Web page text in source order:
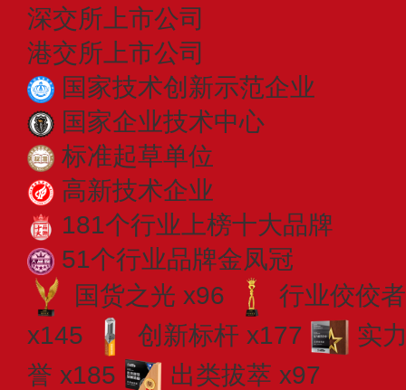
深交所上市公司
港交所上市公司
国家技术创新示范企业
国家企业技术中心
标准起草单位
高新技术企业
181个行业上榜十大品牌
51个行业品牌金凤冠
国货之光 x96
行业佼佼
x145
创新标杆 x177
实
誉 x185
出类拔萃 x97